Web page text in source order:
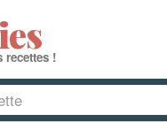
recettes !